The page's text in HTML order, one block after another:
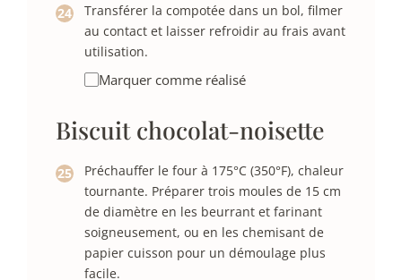
Transférer la compotée dans un bol, filmer
au contact et laisser refroidir au frais avant
utilisation.
Marquer comme réalisé
Biscuit chocolat-noisette
Préchauffer le four à 175°C (350°F), chaleur
tournante. Préparer trois moules de 15 cm
de diamètre en les beurrant et farinant
soigneusement, ou en les chemisant de
papier cuisson pour un démoulage plus
facile.